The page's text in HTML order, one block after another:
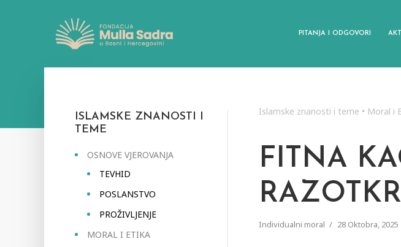
PITANJA I ODGOVORI
ISLAMSKE ZNANOSTI I
TEME
OSNOVE VJEROVANJA
TEVHID
POSLANSTVO
PROŽIVLJENJE
MORAL I ETIKA
Islamske znanosti i teme • Moral i
FITNA
Individualni moral 28 Oktobra, 2025